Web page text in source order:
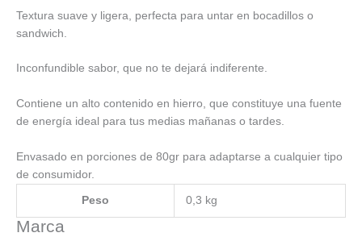
Textura suave y ligera, perfecta para untar en bocadillos o
sandwich.
Inconfundible sabor, que no te dejará indiferente.
Contiene un alto contenido en hierro, que constituye una fuente
de energía ideal para tus medias mañanas o tardes.
Envasado en porciones de 80gr para adaptarse a cualquier tipo
de consumidor.
Peso 0,3 kg
Marca